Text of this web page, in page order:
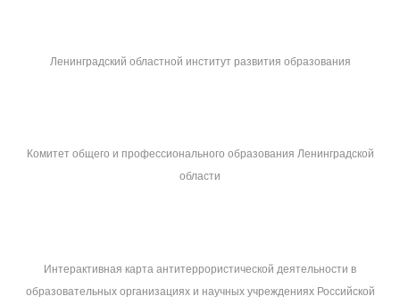
Ленинградский областной институт развития образования
Комитет общего и профессионального образования Ленинградской
области
Интерактивная карта антитеррористической деятельности в
образовательных организациях и научных учреждениях Российской